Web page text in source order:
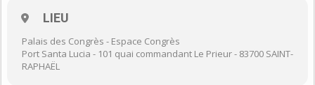
Des conférences et ateliers seront programmés durant ces 3
Horaires d’Ouverture : Vendredi de 14h00 à 19h30, samedi de
10h00 à 19h30 et dimanche 10h00 à 19h00.
LIEU
Palais des Congrès - Espace Congrès
Port Santa Lucia - 101 quai commandant Le Prieur - 83700 SAINT-
RAPHAËL